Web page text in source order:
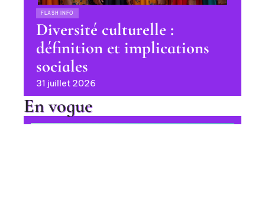
FLASH INFO
Diversité culturelle :
définition et implications
sociales
31 juillet 2026
En vogue